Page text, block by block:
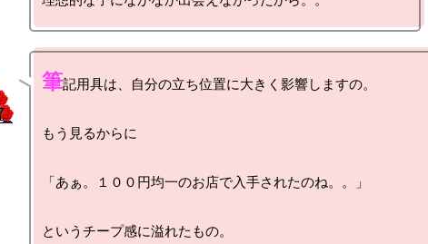
筆記用具は、自分の立ち位置に大きく影響しますの。
もう見るからに
「あぁ。１００円均一のお店で入手されたのね。。」
というチープ感に溢れたもの。